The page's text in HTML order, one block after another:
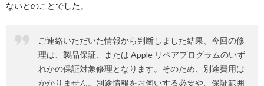
ないとのことでした。
ご連絡いただいた情報から判断しました結果、今回の修
理は、製品保証、または Apple リペアプログラムのいず
れかの保証対象修理となります。そのため、別途費用は
かかりません。別途情報をお伺いする必要や、保証範囲